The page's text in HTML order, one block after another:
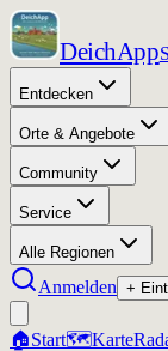
DeichApp
Entdecken
Orte & Angebote
Community
Service
Alle Regionen
Anmelden +
🏠Start🗺️Karte